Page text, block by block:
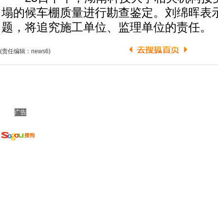
塌的候车棚质量进行勘查鉴定。刘绵晖表
题，将追究施工单位、监理单位的责任。
(责任编辑：news6)
广告